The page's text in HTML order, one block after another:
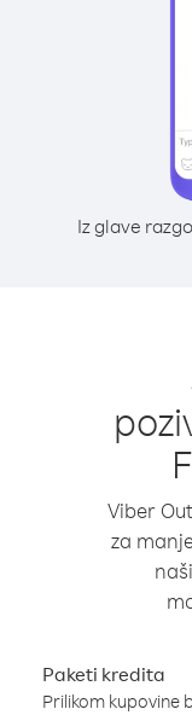
Iz glave
Viber
za
Paketi kredita
Prilikom kupovine